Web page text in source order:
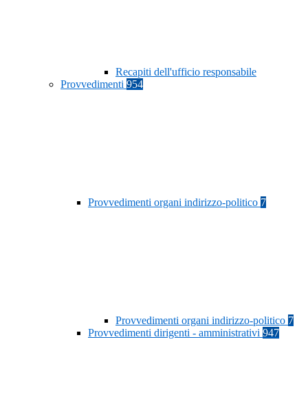
Recapiti dell'ufficio responsabile
Provvedimenti 954
Provvedimenti organi indirizzo-politico 7
Provvedimenti organi indirizzo-politico 7
Provvedimenti dirigenti - amministrativi 947